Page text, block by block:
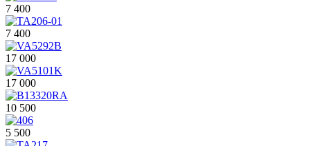
7 400
7 400
17 000
17 000
10 500
5 500